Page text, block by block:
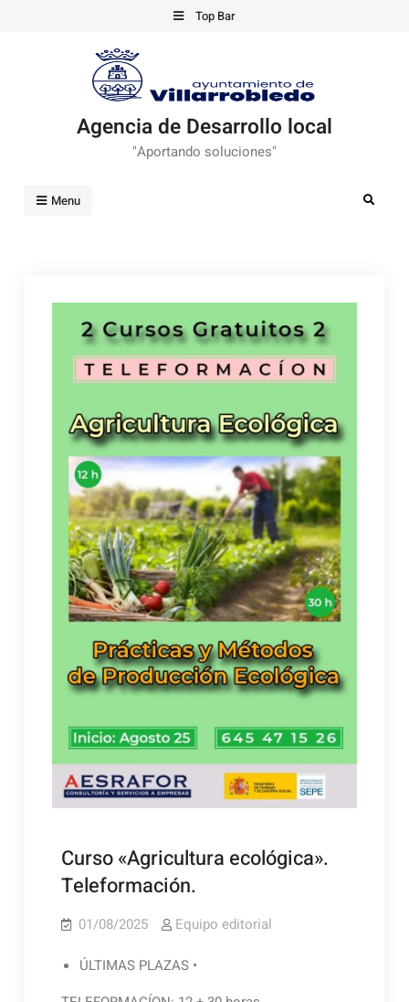
Top Bar
Agencia de Desarrollo local
"Aportando soluciones"
Menu Search
Curso «Agricultura ecológica».
Teleformación.
01/08/2025 Equipo editorial
ÚLTIMAS PLAZAS •